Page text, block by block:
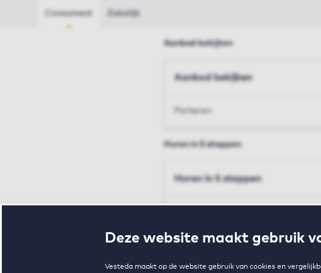
Deze website maakt gebruik
Vesteda maakt op de website gebruik van cookies en
Consument Zakelijk
Aanbod bekijken
Aanbod bekijken
Parkeren
Huren in 5 stappen
Huren in 5 stappen
Voorwaarden en toewijzing